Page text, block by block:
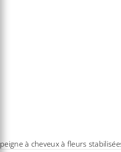
peigne à cheveux à fleurs